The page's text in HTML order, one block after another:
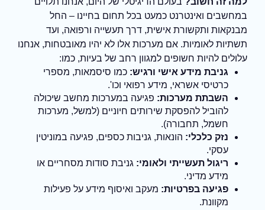
במחשבים ואינטרנט כמעט בכל תחום בחיינו – החל
מבנקאות ותקשורת אישית, דרך תעשייה ורפואה, ועד
תשתיות לאומיות. אם מערכות אלו לא יהיו מאובטחות, אנחנו
עלולים להיות חשופים למגוון רחב של בעיות, כמו:
גניבת מידע אישי ורגיש: כמו סיסמאות, מספרי
כרטיסי אשראי, מידע רפואי וכו'.
השבתת מערכות: פגיעה במערכות מחשב שיכולה
להוביל להפסקת שירותים חיוניים (למשל, מערכות
חשמל, תחבורה).
נזק כלכלי: הונאות, גניבות כספים, פגיעה במוניטין
עסקי.
ריגול תעשייתי ולאומי: גניבת סודות מסחריים או
מידע מדיני.
פגיעה בפרטיות: מעקב ואיסוף מידע על פעילות
מקוונת.